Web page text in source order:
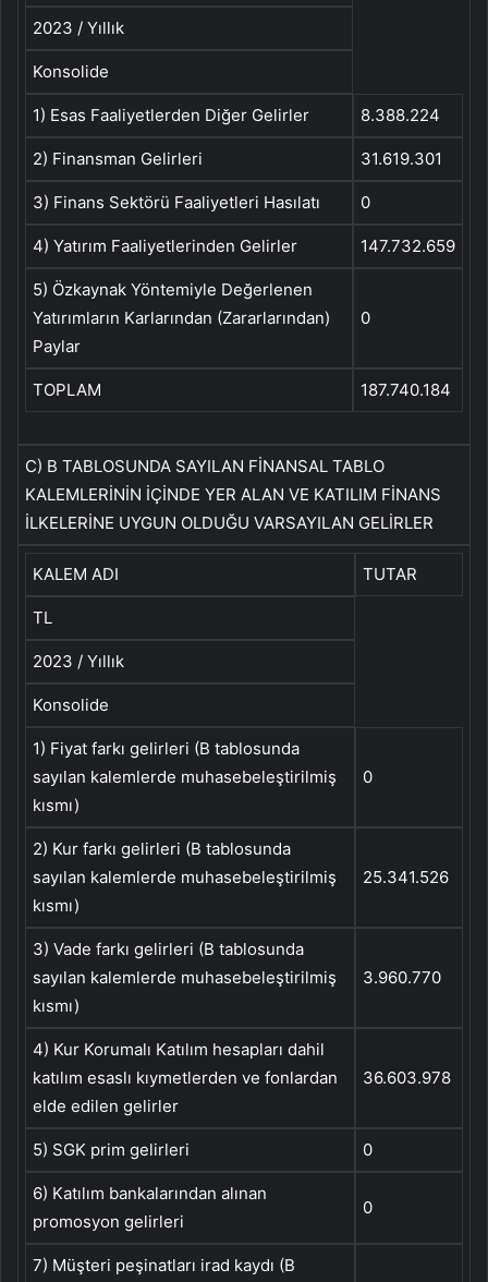
2023 / Yıllık
Konsolide
1) Esas Faaliyetlerden Diğer Gelirler 8.388.224
2) Finansman Gelirleri 31.619.301
3) Finans Sektörü Faaliyetleri Hasılatı 0
4) Yatırım Faaliyetlerinden Gelirler 147.732.659
5) Özkaynak Yöntemiyle Değerlenen
Yatırımların Karlarından (Zararlarından)
Paylar
0
TOPLAM 187.740.184
C) B TABLOSUNDA SAYILAN FİNANSAL TABLO
KALEMLERİNİN İÇİNDE YER ALAN VE KATILIM FİNANS
İLKELERİNE UYGUN OLDUĞU VARSAYILAN GELİRLER
KALEM ADI TUTAR
TL
2023 / Yıllık
Konsolide
1) Fiyat farkı gelirleri (B tablosunda
sayılan kalemlerde muhasebeleştirilmiş
kısmı)
0
2) Kur farkı gelirleri (B tablosunda
sayılan kalemlerde muhasebeleştirilmiş
kısmı)
25.341.526
3) Vade farkı gelirleri (B tablosunda
sayılan kalemlerde muhasebeleştirilmiş
kısmı)
3.960.770
4) Kur Korumalı Katılım hesapları dahil
katılım esaslı kıymetlerden ve fonlardan
elde edilen gelirler
36.603.978
5) SGK prim gelirleri 0
6) Katılım bankalarından alınan
promosyon gelirleri
0
7) Müşteri peşinatları irad kaydı (B